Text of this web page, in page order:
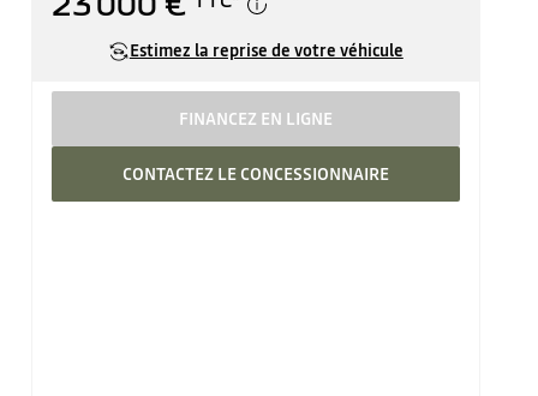
Estimez la reprise de votre véhicule
FINANCEZ EN LIGNE
CONTACTEZ LE CONCESSIONNAIRE